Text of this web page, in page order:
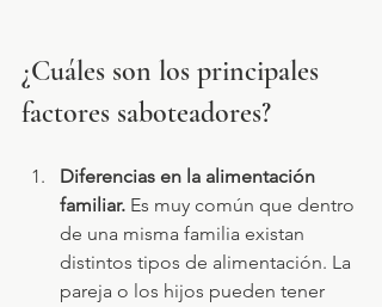
¿Cuáles son los principales
factores saboteadores?
Diferencias en la alimentación
familiar. Es muy común que dentro
de una misma familia existan
distintos tipos de alimentación. La
pareja o los hijos pueden tener